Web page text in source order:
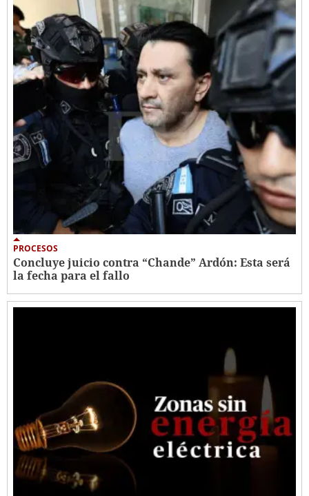
PROCESOS
Concluye juicio contra “Chande” Ardón: Esta será
la fecha para el fallo